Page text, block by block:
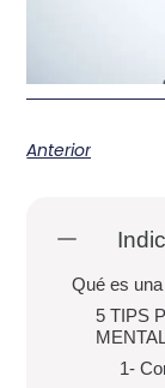
Anterior
Qué es
5 TIPS
1-